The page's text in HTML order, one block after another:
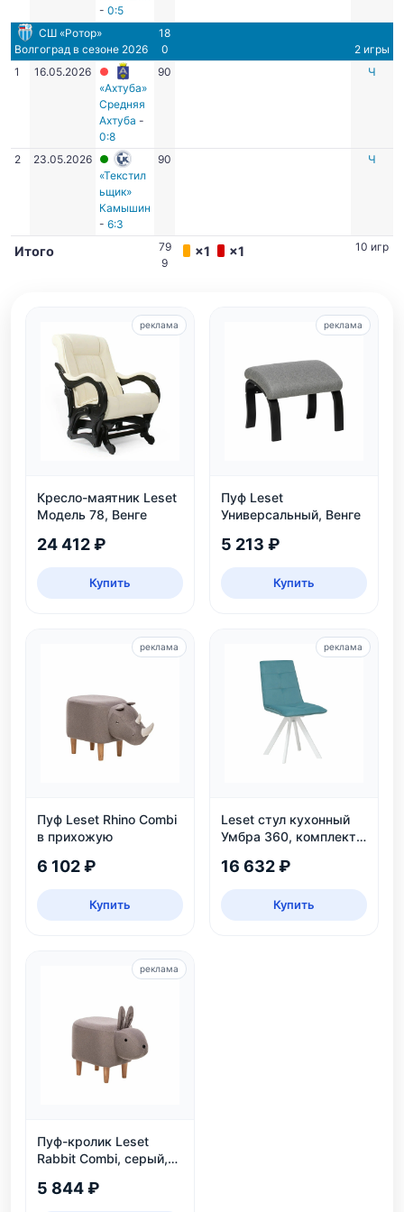
- 0:5
СШ «Ротор»
Волгоград в сезоне 2026
18
0
2 игры
1
16.05.2026
«Ахтуба»
Средняя
Ахтуба -
0:8
90 Ч
2
23.05.2026
«Текстил
ьщик»
Камышин
- 6:3
90 Ч
Итого
79
9
×1 ×1 10 игр
Кресло-маятник Leset
Модель 78, Венге
24 412 ₽
Купить
реклама
Пуф Leset
Универсальный, Венге
5 213 ₽
Купить
реклама
Пуф Leset Rhino Combi
в прихожую
6 102 ₽
Купить
реклама
Leset стул кухонный
Умбра 360, комплект
16 632 ₽
Купить
реклама
Пуф-кролик Leset
Rabbit Combi, серый,
кг
5 844 ₽
реклама